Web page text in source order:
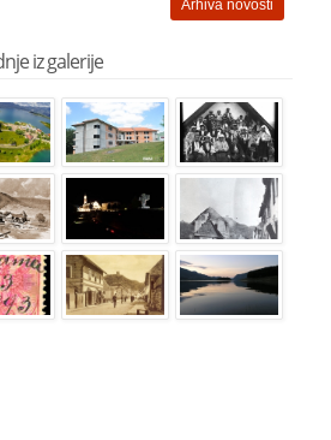
Arhiva novosti
iz galerije